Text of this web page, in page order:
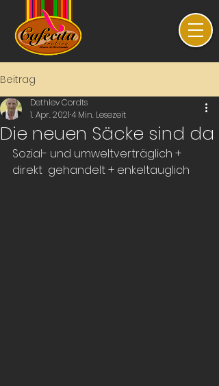
Beitrag
Die neuen Säcke sind da
Dethlev Cordts
1. Apr. 20214 Min. Lesezeit
Sozial- und umweltverträglich +
direkt  gehandelt + enkeltauglich